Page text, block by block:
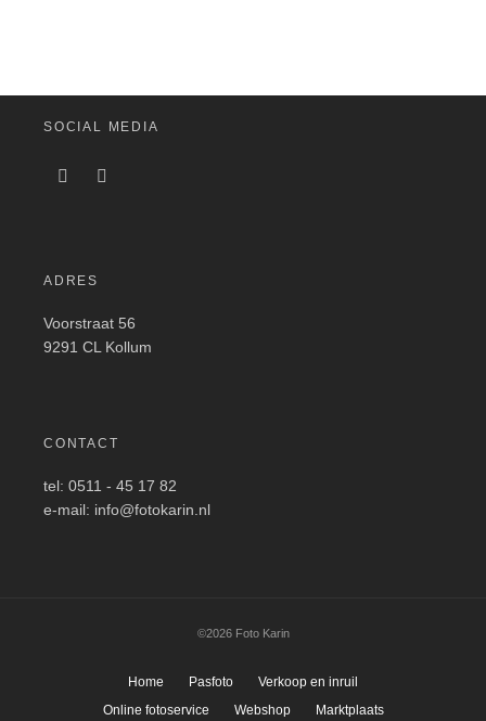
SOCIAL MEDIA
ADRES
Voorstraat 56
9291 CL Kollum
CONTACT
tel: 0511 - 45 17 82
e-mail: info@fotokarin.nl
©2026 Foto Karin
Home Pasfoto
Verkoop en inruil
Online fotoservice
Webshop Marktplaats